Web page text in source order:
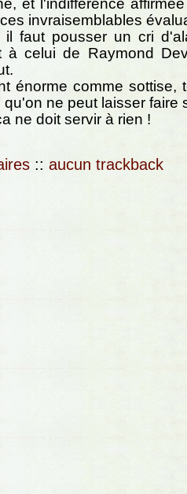
et l'indifférence
invraisemblables
il faut pousser un cri
à celui de Raymond
énorme comme sottise,
ne peut laisser faire
ne doit servir à rien !
:: aucun trackback